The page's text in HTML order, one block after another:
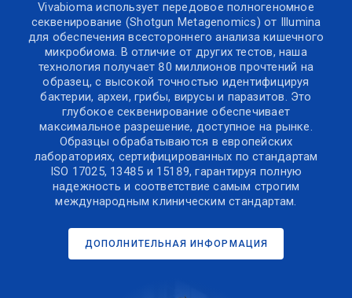
Vivabioma использует передовое полногеномное
секвенирование (Shotgun Metagenomics) от Illumina
для обеспечения всестороннего анализа кишечного
микробиома. В отличие от других тестов, наша
технология получает 80 миллионов прочтений на
образец, с высокой точностью идентифицируя
бактерии, археи, грибы, вирусы и паразитов. Это
глубокое секвенирование обеспечивает
максимальное разрешение, доступное на рынке.
Образцы обрабатываются в европейских
лабораториях, сертифицированных по стандартам
ISO 17025, 13485 и 15189, гарантируя полную
надежность и соответствие самым строгим
международным клиническим стандартам.
ДОПОЛНИТЕЛЬНАЯ ИНФОРМАЦИЯ